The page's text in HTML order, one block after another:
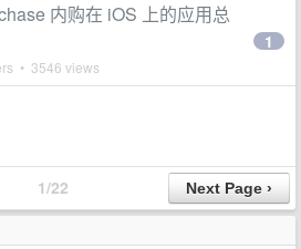
内购在 iOS 上的应用总
• 3546 views
1
1/22